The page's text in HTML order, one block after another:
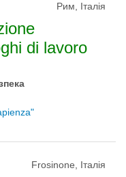
Рим, Італія
di lavoro
Frosinone, Італія